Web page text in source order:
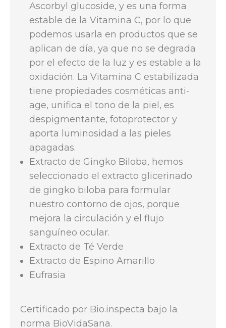
Ascorbyl glucoside, y es una forma
estable de la Vitamina C, por lo que
podemos usarla en productos que se
aplican de día, ya que no se degrada
por el efecto de la luz y es estable a la
oxidación. La Vitamina C estabilizada
tiene propiedades cosméticas anti-
age, unifica el tono de la piel, es
despigmentante, fotoprotector y
aporta luminosidad a las pieles
apagadas.
Extracto de Gingko Biloba, hemos
seleccionado el extracto glicerinado
de gingko biloba para formular
nuestro contorno de ojos, porque
mejora la circulación y el flujo
sanguíneo ocular.
Extracto de Té Verde
Extracto de Espino Amarillo
Eufrasia
Certificado por Bio.inspecta bajo la
norma BioVidaSana.